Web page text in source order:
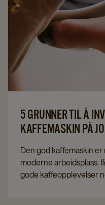
5 GRUNNER TIL Å
KAFFEMASKIN PÅ
Den god kaffemaskin
moderne arbeidsplass.
gode kaffeopplevelser